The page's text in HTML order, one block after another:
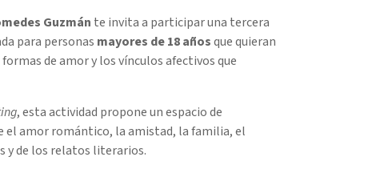
Guzmán te invita a participar una tercera
para personas mayores de 18 añosque quieran
de amor y los vínculos afectivos que
, esta actividad propone un espacio de
el amor romántico, la amistad, la familia, el
y de los relatos literarios.